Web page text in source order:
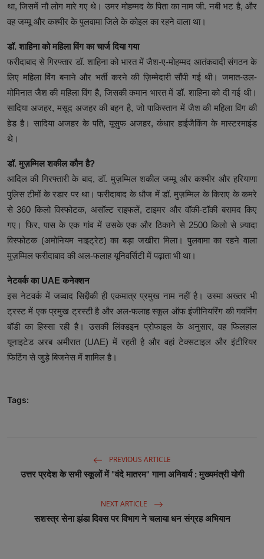
था, जिसमें नौ लोग मारे गए थे। उमर मोहम्मद के पिता का नाम जी. नबी भट है, और
वह जम्मू और कश्मीर के पुलवामा जिले के कोइल का रहने वाला था।
डॉ. शाहिना को महिला विंग का चार्ज दिया गया
फरीदाबाद से गिरफ्तार डॉ. शाहिना को भारत में जैश-ए-मोहम्मद आतंकवादी संगठन के
लिए महिला विंग बनाने और भर्ती करने की ज़िम्मेदारी सौंपी गई थी। जमात-उल-
मोमिनात जैश की महिला विंग है, जिसकी कमान भारत में डॉ. शाहिना को दी गई थी।
सादिया अजहर, मसूद अजहर की बहन है, जो पाकिस्तान में जैश की महिला विंग की
हेड है। सादिया अजहर के पति, यूसुफ अजहर, कंधार हाईजैकिंग के मास्टरमाइंड
थे।
डॉ. मुज़म्मिल शकील कौन है?
आदिल की गिरफ्तारी के बाद, डॉ. मुज़म्मिल शकील जम्मू और कश्मीर और हरियाणा
पुलिस टीमों के रडार पर था। फरीदाबाद के धौज में डॉ. मुज़म्मिल के किराए के कमरे
से 360 किलो विस्फोटक, असॉल्ट राइफलें, टाइमर और वॉकी-टॉकी बरामद किए
गए। फिर, पास के एक गांव में उसके एक और ठिकाने से 2500 किलो से ज़्यादा
विस्फोटक (अमोनियम नाइट्रेट) का बड़ा जखीरा मिला। पुलवामा का रहने वाला
मुज़म्मिल फरीदाबाद की अल-फलाह यूनिवर्सिटी में पढ़ाता भी था।
नेटवर्क का UAE कनेक्शन
इस नेटवर्क में जव्वाद सिद्दीकी ही एकमात्र प्रमुख नाम नहीं है। उस्मा अख्तर भी
ट्रस्ट में एक प्रमुख ट्रस्टी है और अल-फलाह स्कूल ऑफ इंजीनियरिंग की गवर्निंग
बॉडी का हिस्सा रही है। उसकी लिंक्डइन प्रोफाइल के अनुसार, वह फिलहाल
यूनाइटेड अरब अमीरात (UAE) में रहती है और वहां टेक्सटाइल और इंटीरियर
फिटिंग से जुड़े बिजनेस में शामिल है।
Tags:
PREVIOUS ARTICLE
उत्तर प्रदेश के सभी स्कूलों में "वंदे मातरम" गाना अनिवार्य : मुख्यमंत्री योगी
NEXT ARTICLE
सशस्त्र सेना झंडा दिवस पर विभाग ने चलाया धन संग्रह अभियान